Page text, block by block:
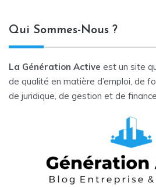
Qui Sommes-Nous ?
La Génération Active est un site
de qualité en matière d’emploi, de
de juridique, de gestion et de